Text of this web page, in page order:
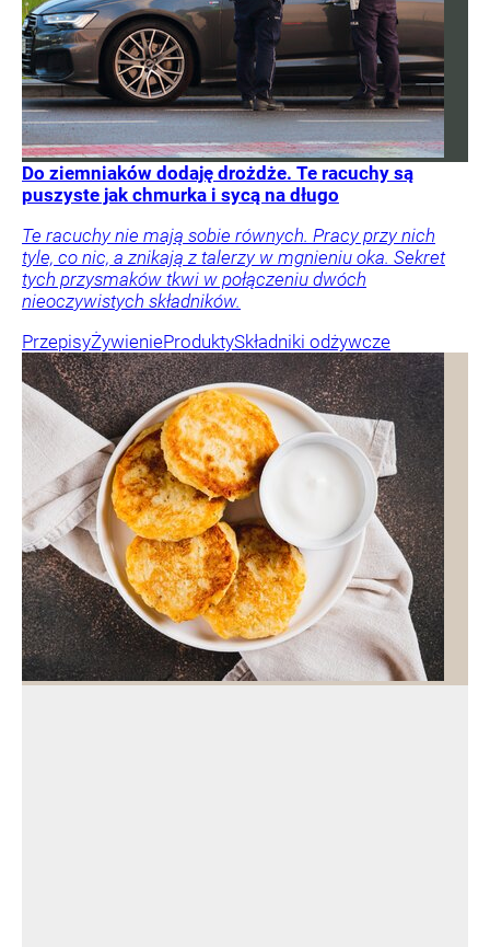
Do ziemniaków dodaję drożdże. Te racuchy są
puszyste jak chmurka i sycą na długo
Te racuchy nie mają sobie równych. Pracy przy nich
tyle, co nic, a znikają z talerzy w mgnieniu oka. Sekret
tych przysmaków tkwi w połączeniu dwóch
nieoczywistych składników.
PrzepisyŻywienieProduktySkładniki odżywcze